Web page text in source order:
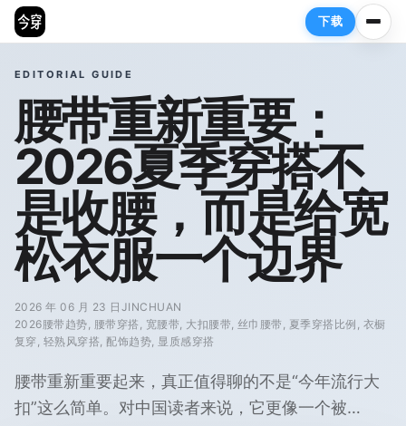
今穿 | AI 穿搭助手
下载 菜单
首页
时尚资讯
穿搭推荐
穿搭专栏
EDITORIAL GUIDE
腰带重新重要：
2026夏季穿搭不
是收腰，而是给宽
松衣服一个边界
2026 年 06 月 23 日 JINCHUAN
2026腰带趋势, 腰带穿搭, 宽腰带, 大扣腰带, 丝巾腰带, 夏季穿搭比例, 衣橱
复穿, 轻熟风穿搭, 配饰趋势, 显质感穿搭
腰带重新重要起来，真正值得聊的不是“今年流行大
扣”这么简单。对中国读者来说，它更像一个被…